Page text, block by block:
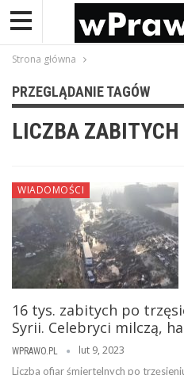
Strona główna
PRZEGLĄDANIE TAGÓW
LICZBA ZABITYCH
WIADOMOŚCI
16 tys. zabitych po
Syrii. Celebryci milczą,
WPRAWO.PL lut 9, 2023
Liczba ofiar śmiertelnych po